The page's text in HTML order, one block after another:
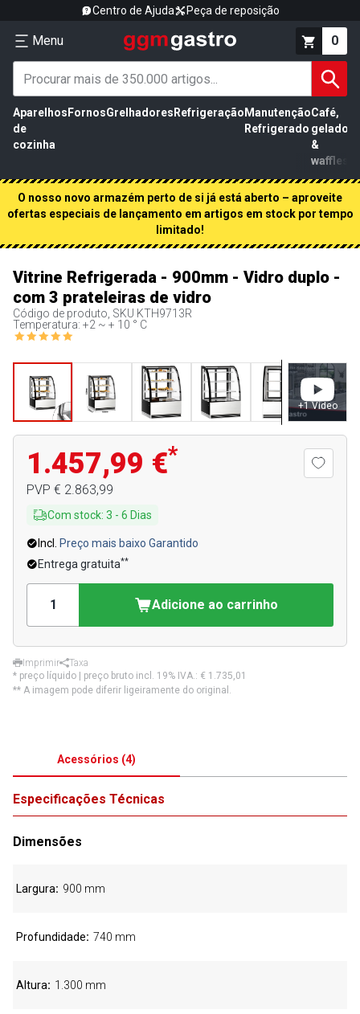
Centro de Ajuda Peça de reposição
Menu 0
Aparelhos
de
cozinha
FornosGrelhadores Refrigeração Manutenção
Refrigerado
Café,
gelados
&
waffles
O nosso novo armazém perto de si já está aberto – aproveite
ofertas especiais de lançamento em artigos em stock por tempo
limitado!
Vitrine Refrigerada - 900mm - Vidro duplo -
com 3 prateleiras de vidro
Código de produto, SKU KTH9713R
Temperatura: +2 ~ + 10 ° C
+1 Video
1.457,99 €*
PVP € 2.863,99
Com stock: 3 - 6 Dias
Incl.
Preço mais baixo Garantido
Entrega gratuita**
Adicione ao carrinho
Imprimir
Taxa
* preço líquido | preço bruto incl. 19% IVA.: € 1.735,01
** A imagem pode diferir ligeiramente do original.
Acessórios (4)
Especificações Técnicas
Dimensões
Largura 900 mm
Profundidade 740 mm
Altura 1.300 mm